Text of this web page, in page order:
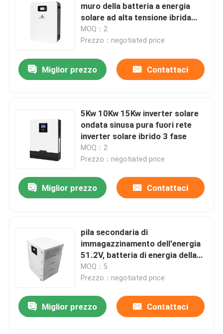
muro della batteria a energia
solare ad alta tensione ibrida
dell'invertitore
MOQ：2
Prezzo：negotiated price
Miglior prezzo Contattaci
5Kw 10Kw 15Kw inverter solare
ondata sinusa pura fuori rete
inverter solare ibrido 3 fase
MOQ：2
Prezzo：negotiated price
Miglior prezzo Contattaci
pila secondaria di
immagazzinamento dell'energia
51.2V, batteria di energia della
casa di 100Ah 200Ah 300Ah
400Ah
MOQ：5
Prezzo：negotiated price
Miglior prezzo Contattaci